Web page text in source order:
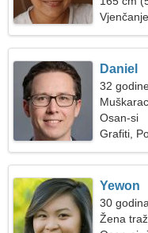
Vjenčanje
Daniel
32
Osan-si
Grafiti,
Yewon
30
Žena